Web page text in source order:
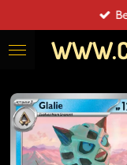
direct
naar